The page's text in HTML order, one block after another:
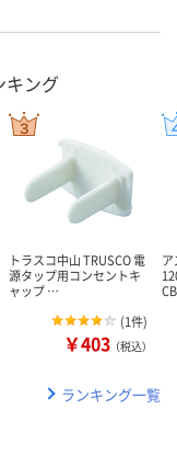
キング
トラスコ中山 TRUSCO 電
源タップ用コンセントキ
ャップ …
(1件)
￥403 （税込）
ランキング一覧